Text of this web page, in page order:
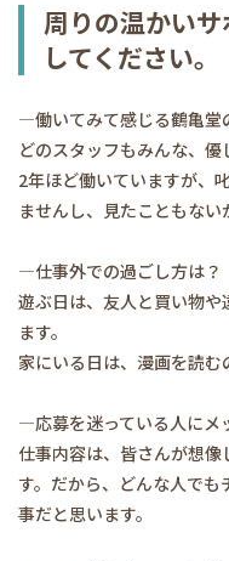
周りの温かい
してください。
―働いてみて感じる鶴亀堂
どのスタッフもみんな、優
2年ほど働いていますが、
ませんし、見たこともない
―仕事外での過ごし方は？
遊ぶ日は、友人と買い物
ます。
家にいる日は、漫画を読む
―応募を迷っている人にメ
仕事内容は、皆さんが想
す。だから、どんな人で
事だと思います。